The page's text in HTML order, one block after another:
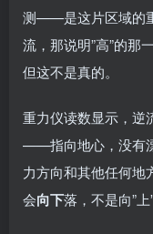
测——是这片区域的
流，那说明”高”的那
但这不是真的。
重力仪读数显示，逆
——指向地心，没有
力方向和其他任何地
会向下落，不是向”上”